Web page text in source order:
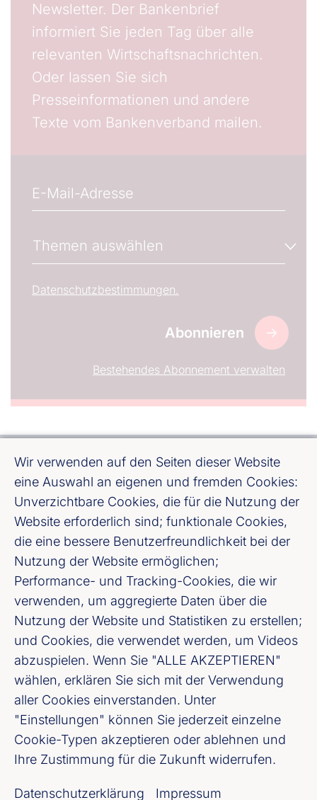
Newsletter. Der Bankenbrief
informiert Sie jeden Tag über alle
relevanten Wirtschaftsnachrichten.
Oder lassen Sie sich
Presseinformationen und andere
Texte vom Bankenverband mailen.
E-Mail
Newsletter-Abonnements verwalten
Themen auswählen
Datenschutzbestimmungen.
Bestehendes Abonnement verwalten
Wir verwenden auf den Seiten dieser Website
eine Auswahl an eigenen und fremden Cookies:
Unverzichtbare Cookies, die für die Nutzung der
Website erforderlich sind; funktionale Cookies,
die eine bessere Benutzerfreundlichkeit bei der
Nutzung der Website ermöglichen;
Performance- und Tracking-Cookies, die wir
verwenden, um aggregierte Daten über die
Nutzung der Website und Statistiken zu erstellen;
und Cookies, die verwendet werden, um Videos
abzuspielen. Wenn Sie "ALLE AKZEPTIEREN"
wählen, erklären Sie sich mit der Verwendung
aller Cookies einverstanden. Unter
"Einstellungen" können Sie jederzeit einzelne
Cookie-Typen akzeptieren oder ablehnen und
Ihre Zustimmung für die Zukunft widerrufen.
Datenschutzerklärung Impressum
Bundesverband deutscher Banken e. V.
Burgstraße 28, 10178 Berlin
Fußzeile (Bankenverband)
Impressum
LinkedIn
Youtube
Cookie-Einstellungen
Datenschutz